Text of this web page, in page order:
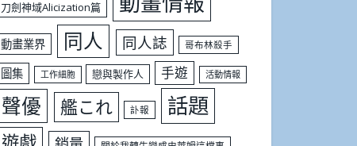
刀劍神域Alicization篇
動畫業界 同人 同人誌 哥布林殺手
圖集 工作細胞 戀與製作人 手遊 活動情報
聲優 艦これ 訃報 話題